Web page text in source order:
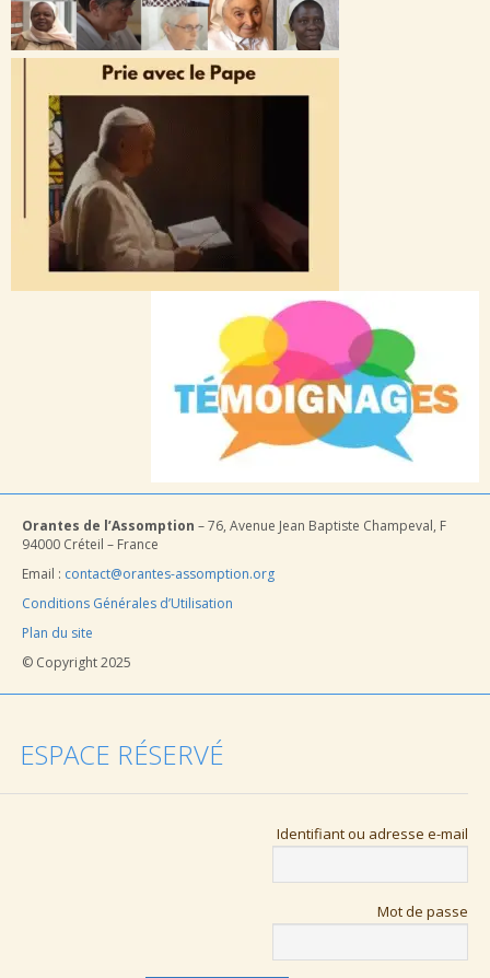
Orantes de l’Assomption – 76, Avenue Jean Baptiste Champeval, F
94000 Créteil – France
Email : contact@orantes-assomption.org
Conditions Générales d’Utilisation
Plan du site
© Copyright 2025
ESPACE RÉSERVÉ
Identifiant ou adresse e-mail
Mot de passe